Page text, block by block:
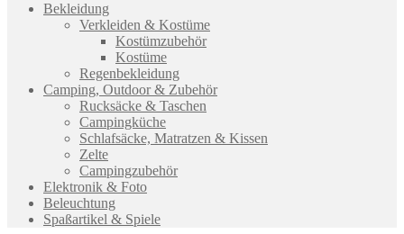
Bekleidung
Verkleiden & Kostüme
Kostümzubehör
Kostüme
Regenbekleidung
Camping, Outdoor & Zubehör
Rucksäcke & Taschen
Campingküche
Schlafsäcke, Matratzen & Kissen
Zelte
Campingzubehör
Elektronik & Foto
Beleuchtung
Spaßartikel & Spiele